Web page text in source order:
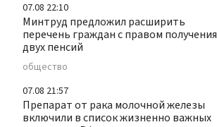
07.08 22:10
Минтруд предложил расширить
перечень граждан с правом получения
двух пенсий
общество
07.08 21:57
Препарат от рака молочной железы
включили в список жизненно важных